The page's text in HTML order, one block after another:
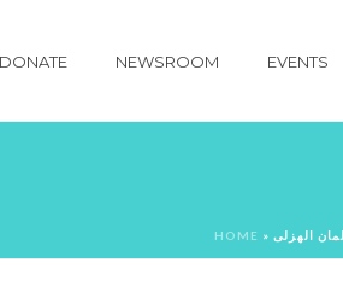
DONATE NEWSROOM EVENTS
HOME » الهزلى